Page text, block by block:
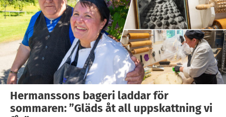
Hermanssons bageri laddar för
sommaren: ”Gläds åt all uppskattning vi